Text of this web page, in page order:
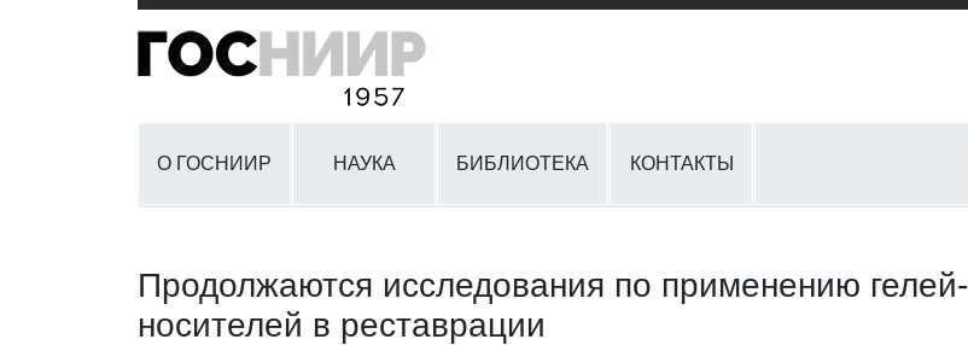
О ГОСНИИР НАУКА БИБЛИОТЕКА КОНТАКТЫ
Продолжаются исследования по применению гелей-
носителей в реставрации